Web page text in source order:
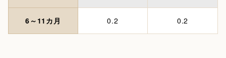
6～11カ月 0.2 0.2